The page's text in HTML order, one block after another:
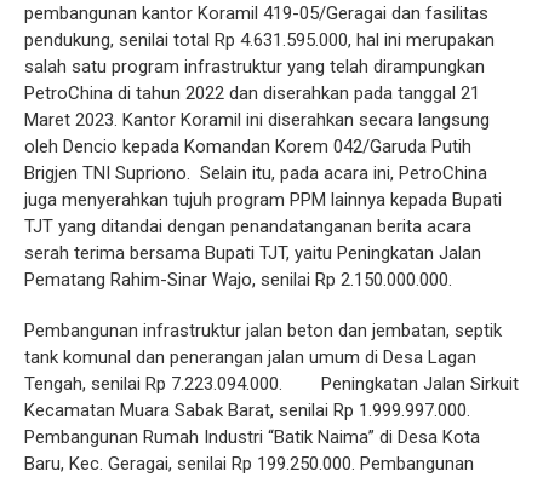
pembangunan kantor Koramil 419-05/Geragai dan fasilitas
pendukung, senilai total Rp 4.631.595.000, hal ini merupakan
salah satu program infrastruktur yang telah dirampungkan
PetroChina di tahun 2022 dan diserahkan pada tanggal 21
Maret 2023. Kantor Koramil ini diserahkan secara langsung
oleh Dencio kepada Komandan Korem 042/Garuda Putih
Brigjen TNI Supriono. Selain itu, pada acara ini, PetroChina
juga menyerahkan tujuh program PPM lainnya kepada Bupati
TJT yang ditandai dengan penandatanganan berita acara
serah terima bersama Bupati TJT, yaitu Peningkatan Jalan
Pematang Rahim-Sinar Wajo, senilai Rp 2.150.000.000.
Pembangunan infrastruktur jalan beton dan jembatan, septik
tank komunal dan penerangan jalan umum di Desa Lagan
Tengah, senilai Rp 7.223.094.000. Peningkatan Jalan Sirkuit
Kecamatan Muara Sabak Barat, senilai Rp 1.999.997.000.
Pembangunan Rumah Industri “Batik Naima” di Desa Kota
Baru, Kec. Geragai, senilai Rp 199.250.000. Pembangunan